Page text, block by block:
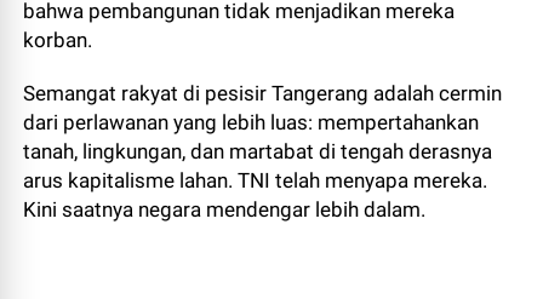
bahwa pembangunan tidak menjadikan mereka
korban.
Semangat rakyat di pesisir Tangerang adalah cermin
dari perlawanan yang lebih luas: mempertahankan
tanah, lingkungan, dan martabat di tengah derasnya
arus kapitalisme lahan. TNI telah menyapa mereka.
Kini saatnya negara mendengar lebih dalam.